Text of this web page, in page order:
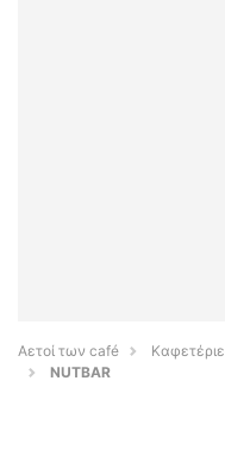
Αετοί των café
NUTBAR